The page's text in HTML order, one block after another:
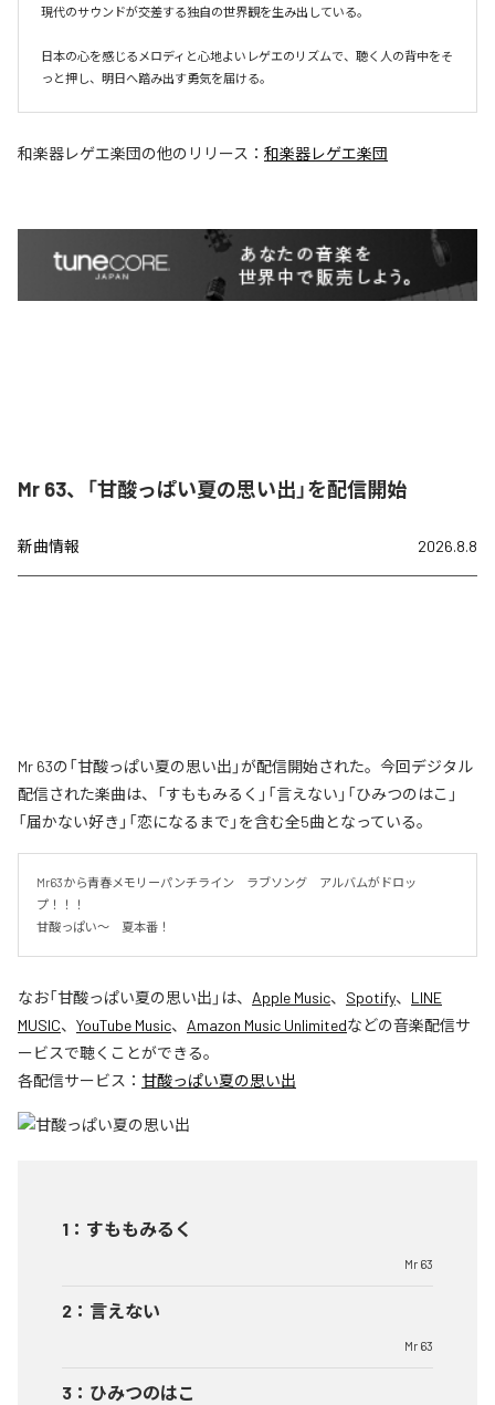
現代のサウンドが交差する独自の世界観を生み出している。
日本の心を感じるメロディと心地よいレゲエのリズムで、聴く人の背中をそ
和楽器レゲエ楽団の他のリリース： 和楽器レゲエ楽団
Mr 63、「甘酸っぱい夏の思い出」を配信開始
新曲情報 2026.8.8
Mr 63の「甘酸っぱい夏の思い出」が配信開始された。今回デジタル
配信された楽曲は、「すももみるく」「言えない」「ひみつのはこ」
「届かない好き」「恋になるまで」を含む全5曲となっている。
Mr63から青春メモリーパンチライン　ラブソング　アルバムがドロッ
プ！！！
甘酸っぱい〜　夏本番！
なお「甘酸っぱい夏の思い出 」は、 Apple Music、 Spotify、 LINE
MUSIC、 YouTube Music、 Amazon Music Unlimitedなどの音楽配信サ
ービスで聴くことができる。
各配信サービス： 甘酸っぱい夏の思い出
1 ： すももみるく
Mr 63
2 ： 言えない
Mr 63
3 ： ひみつのはこ